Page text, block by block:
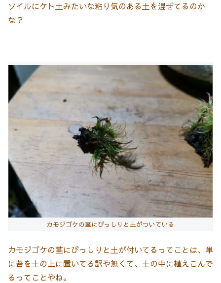
ソイルにケト土みたいな粘り気のある土を混ぜてるのか
な？
カモジゴケの茎にびっしりと土がついている
カモジゴケの茎にびっしりと土が付いてるってことは、単
に苔を土の上に置いてる訳や無くて、土の中に植えこんで
るってことやね。